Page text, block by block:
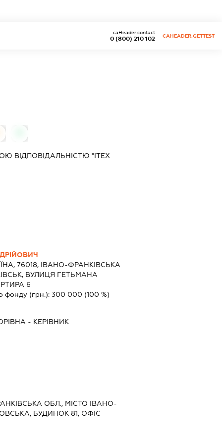
0 (800) 210 102
caHeader.contact
CAHEADER.GETTEST
ВІДПОВІДАЛЬНІСТЮ "ІТЕХ
76018, ІВАНО-ФРАНКІВСЬКА
ВУЛИЦЯ ГЕТЬМАНА
6
фонду (грн.): 300 000 (100 %)
- КЕРІВНИК
ОБЛ., МІСТО ІВАНО-
БУДИНОК 81, ОФІС